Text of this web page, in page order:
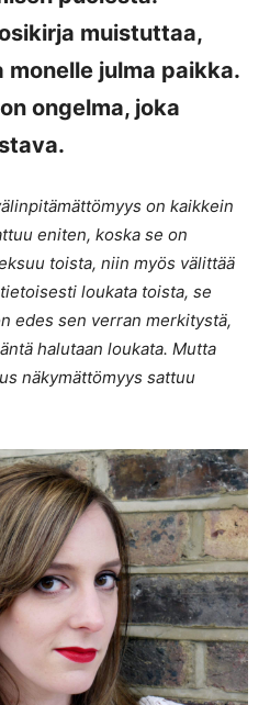
muistuttaa,
monelle julma paikka.
ongelma, joka
on kaikkein
eniten, koska se on
toista, niin myös välittää
loukata toista, se
edes sen verran merkitystä,
halutaan loukata. Mutta
näkymättömyys sattuu